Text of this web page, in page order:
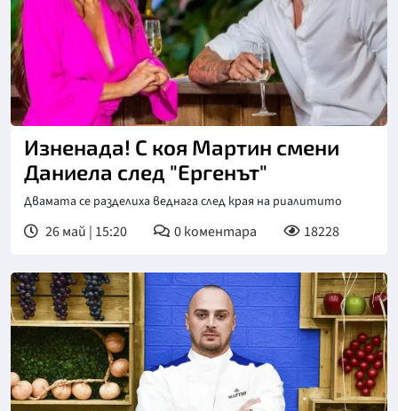
Снимка: bTV
Изненада! С коя Мартин смени
Даниела след "Ергенът"
Двамата се разделиха веднага след края на риалитито
26 май | 15:20 0коментара 18228